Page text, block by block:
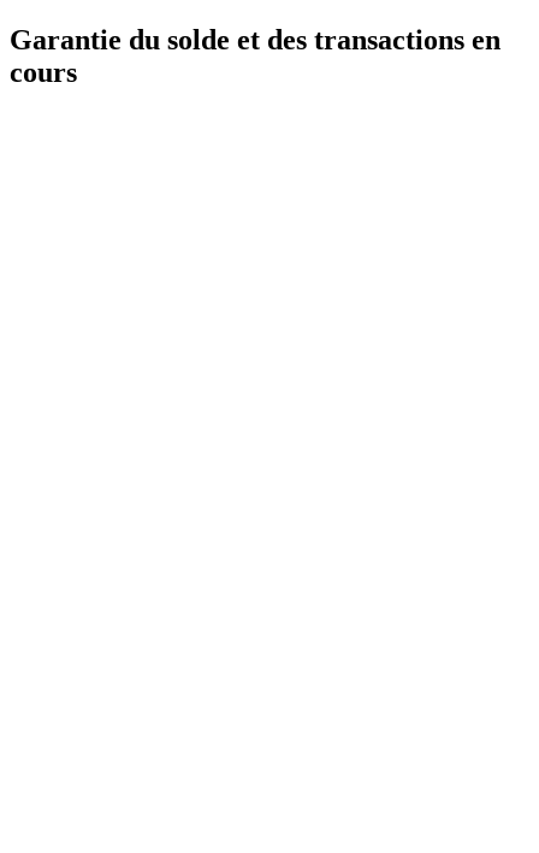
Garantie du solde et des transactions en
cours